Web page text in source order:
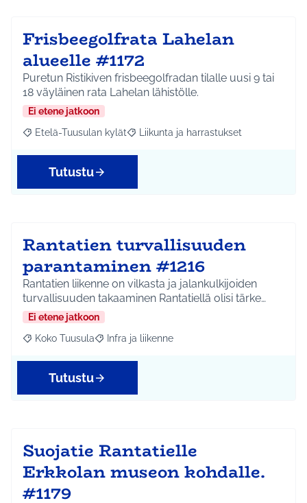
Frisbeegolfrata Lahelan
alueelle #1172
Puretun Ristikiven frisbeegolfradan tilalle uusi 9 tai
18 väyläinen rata Lahelan lähistölle.
Ei etene jatkoon
Rajaa tulokset aihepiirin mukaan: Etelä-Tuusulan kylät
Etelä-Tuusulan kylät Rajaa tulokset teeman mukaan:
Liikunta ja harrastukset
Tutustu
Rantatien turvallisuuden
parantaminen #1216
Rantatien liikenne on vilkasta ja jalankulkijoiden
turvallisuuden takaaminen Rantatiellä olisi tärke…
Ei etene jatkoon
Rajaa tulokset aihepiirin mukaan: Koko Tuusula
Koko Tuusula Rajaa tulokset teeman mukaan: Infra ja liikenne
Infra ja liikenne
Tutustu
Suojatie Rantatielle
Erkkolan museon kohdalle.
#1179